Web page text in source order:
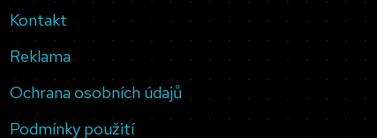
Kontakt
Reklama
Ochrana osobních údajů
Podmínky použití